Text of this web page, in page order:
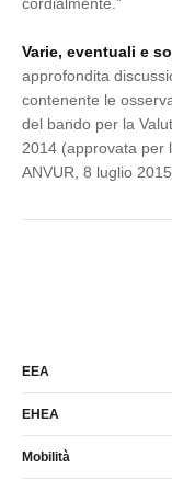
Varie, eventuali e
approfondita
contenente le
del bando per la
2014 (approvata per
ANVUR, 8 luglio
EEA
EHEA
Mobilità